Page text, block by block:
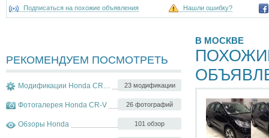
Подписаться на похожие объявления Нашли ошибку?
РЕКОМЕНДУЕМ ПОСМОТРЕТЬ
23 модификации
Модификации Honda CR-V
26 фотографий
Фотогалерея Honda CR-V
101 обзор
Обзоры Honda
В МОСКВЕ